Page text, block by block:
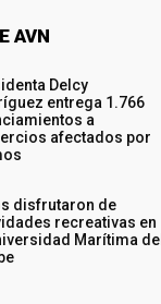
AVN
Delcy
entrega 1.766
a
afectados por
disfrutaron de
recreativas en
Marítima del